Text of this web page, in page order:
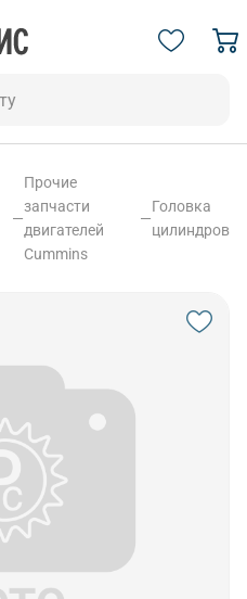
—
Прочие
запчасти
двигателей
Cummins
—
Головка
цилиндров